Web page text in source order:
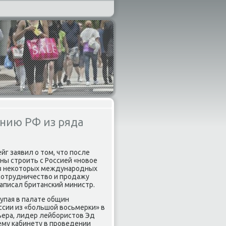
РФ из ряда
заявил о том, что после
строить с Россией «новое
некоторых международных
и продажу
британский министр.
в палате общин
из «большой восьмерки» в
лидер лейбористов Эд
кабинету в проведении